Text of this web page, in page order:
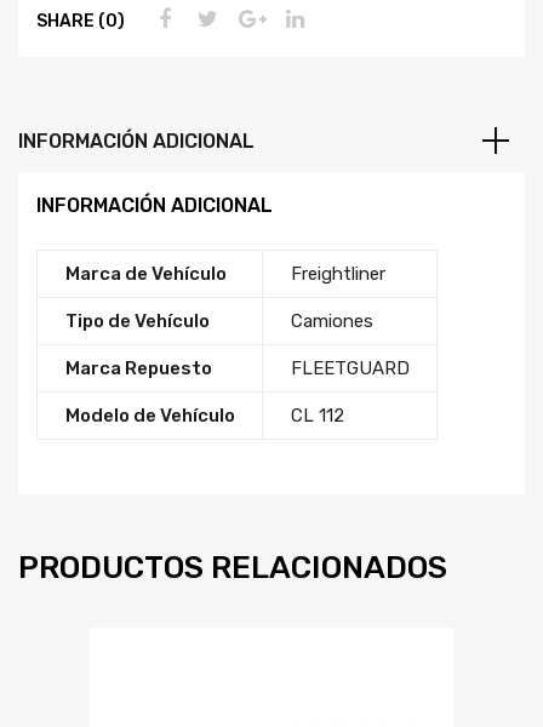
SHARE (0)
INFORMACIÓN ADICIONAL
INFORMACIÓN ADICIONAL
Marca de Vehículo Freightliner
Tipo de Vehículo Camiones
Marca Repuesto FLEETGUARD
Modelo de Vehículo CL 112
PRODUCTOS RELACIONADOS